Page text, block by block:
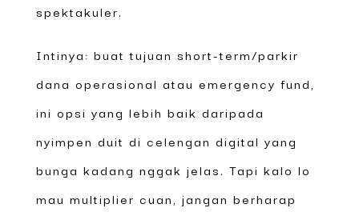
spektakuler.
Intinya: buat tujuan short-term/parkir
dana operasional atau emergency fund,
ini opsi yang lebih baik daripada
nyimpen duit di celengan digital yang
bunga kadang nggak jelas. Tapi kalo lo
mau multiplier cuan, jangan berharap